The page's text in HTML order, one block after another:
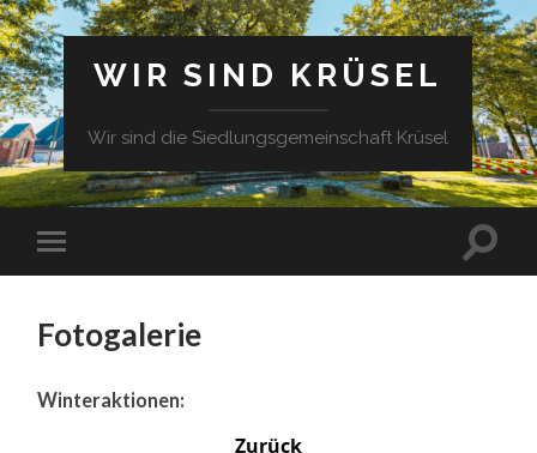
WIR SIND KRÜSEL
Wir sind die Siedlungsgemeinschaft Krüsel
Fotogalerie
Winteraktionen:
Zurück